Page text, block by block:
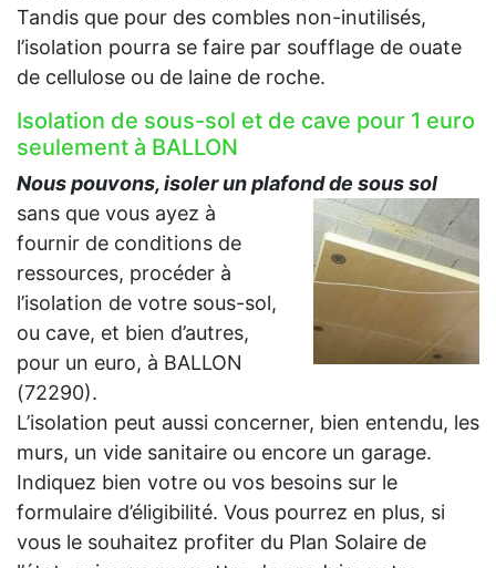
Tandis que pour des combles non-inutilisés,
l’isolation pourra se faire par soufflage de ouate
de cellulose ou de laine de roche.
Isolation de sous-sol et de cave pour 1 euro
seulement à BALLON
Nous pouvons, isoler un plafond de sous sol
sans que vous ayez à
fournir de conditions de
ressources, procéder à
l’isolation de votre sous-sol,
ou cave, et bien d’autres,
pour un euro, à BALLON
(72290).
L’isolation peut aussi concerner, bien entendu, les
murs, un vide sanitaire ou encore un garage.
Indiquez bien votre ou vos besoins sur le
formulaire d’éligibilité. Vous pourrez en plus, si
vous le souhaitez profiter du Plan Solaire de